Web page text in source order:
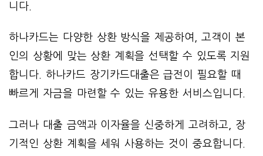
니다.
하나카드는 다양한 상환 방식을 제공하여, 고객이 본
인의 상황에 맞는 상환 계획을 선택할 수 있도록 지원
합니다. 하나카드 장기카드대출은 급전이 필요할 때
빠르게 자금을 마련할 수 있는 유용한 서비스입니다.
그러나 대출 금액과 이자율을 신중하게 고려하고, 장
기적인 상환 계획을 세워 사용하는 것이 중요합니다.